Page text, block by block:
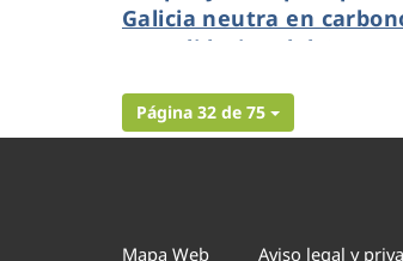
Galicia neutra en
consolidacion del Centro
Página 32 de 75
Mapa Web Aviso legal y